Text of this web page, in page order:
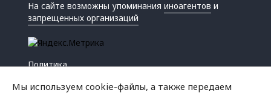
На сайте возможны упоминанияиноагентов и
запрещенных организаций
Политика
Мы используем cookie-файлы, а также передаем